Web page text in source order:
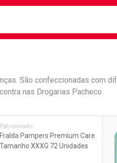
São confeccionadas com
nas Drogarias Pacheco.
Patrocinado
Fralda Pampers Premium Care
Tamanho XXXG 72 Unidades